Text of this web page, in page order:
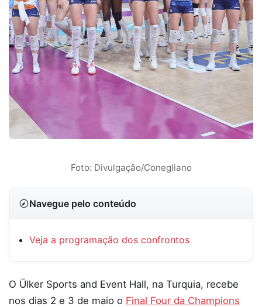
Foto: Divulgação/Conegliano
Navegue pelo conteúdo
Veja a programação dos confrontos
O Ülker Sports and Event Hall, na Turquia, recebe
nos dias 2 e 3 de maio o Final Four da Champions